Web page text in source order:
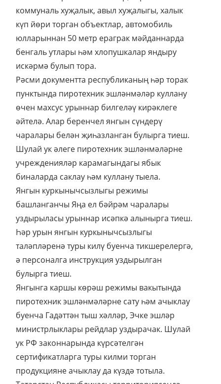
коммуналь хуҗалык, авыл хуҗалыгы, халык
күп йөри торган объектлар, автомобиль
юлларыннан 50 метр ераграк мәйданнарда
бенгаль утлары һәм хлопушкалар яндыру
искәрмә булып тора.
Рәсми документта республиканың һәр торак
пунктында пиротехник эшләнмәләр куллану
өчен махсус урыннар билгеләү кирәклеге
әйтелә. Алар беренчел янгын сүндерү
чаралары белән җиһазланган булырга тиеш.
Шулай ук әлеге пиротехник эшләнмәләрне
учрежденияләр карамагындагы ябык
биналарда саклау һәм куллану тыела.
Янгын куркынычсызлыгы режимы
башланганчы Яңа ел бәйрәм чаралары
уздырыласы урыннар исәпкә алынырга тиеш.
Һәр урын янгын куркынычсызлыгы
таләпләренә туры килү буенча тикшерелергә,
ә персоналга инструкция уздырылган
булырга тиеш.
Янгынга каршы көрәш режимы вакытында
пиротехник эшләнмәләрне сату һәм ачыклау
буенча Гадәттән тыш хәлләр, Эчке эшләр
министрлыклары рейдлар уздырачак. Шулай
ук РФ законнарында күрсәтелгән
сертификатларга туры килми торган
продукцияне ачыклау да күздә тотыла.